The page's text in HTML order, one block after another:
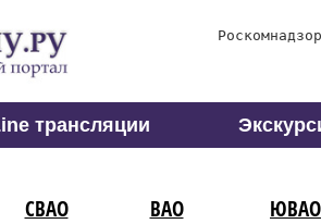
трансляции
СВАО ВАО ЮВАО